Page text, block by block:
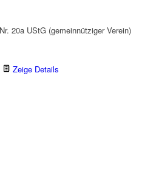
20a UStG (gemeinnütziger Verein)
Zeige Details